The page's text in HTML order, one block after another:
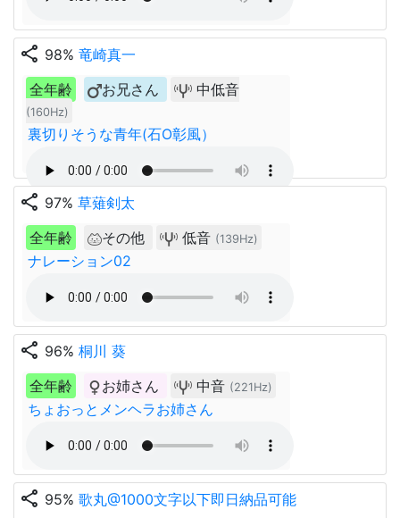
share 98% 竜崎真一
全年齢
お兄さん 中低音
(160Hz)
裏切りそうな青年(石O彰風）
share 97% 草薙剣太
全年齢
その他 低音 (139Hz)
ナレーション02
share 96% 桐川 葵
全年齢
お姉さん 中音 (221Hz)
ちょおっとメンヘラお姉さん
share 95% 歌丸@1000文字以下即日納品可能